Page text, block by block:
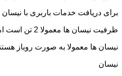
برای دریافت خدمات باربری با نیسان
ظرفیت نیسان ها معمولا 2 تن است اما توانایی حمل بار تا سه تن را دارند تنها نکته ای که باید به آن توجه داشته باشید ابعاد اتاق نیسان است که برابر است با 2 متر طول و 1.65 متر عرض.
نیسان ها معمولا به صورت روباز
نیسان